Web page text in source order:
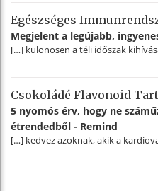
Egészséges
Megjelent a legújabb,
[…] különösen a téli időszak
Csokoládé Flavonoid
5 nyomós érv, hogy ne
étrendedből - Remind
[…] kedvez azoknak, akik a